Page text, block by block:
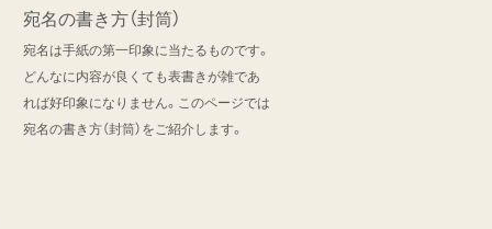
宛名の書き方（封筒）
宛名は手紙の第一印象に当たるものです。
どんなに内容が良くても表書きが雑であ
れば好印象になりません。このページでは
宛名の書き方（封筒）をご紹介します。